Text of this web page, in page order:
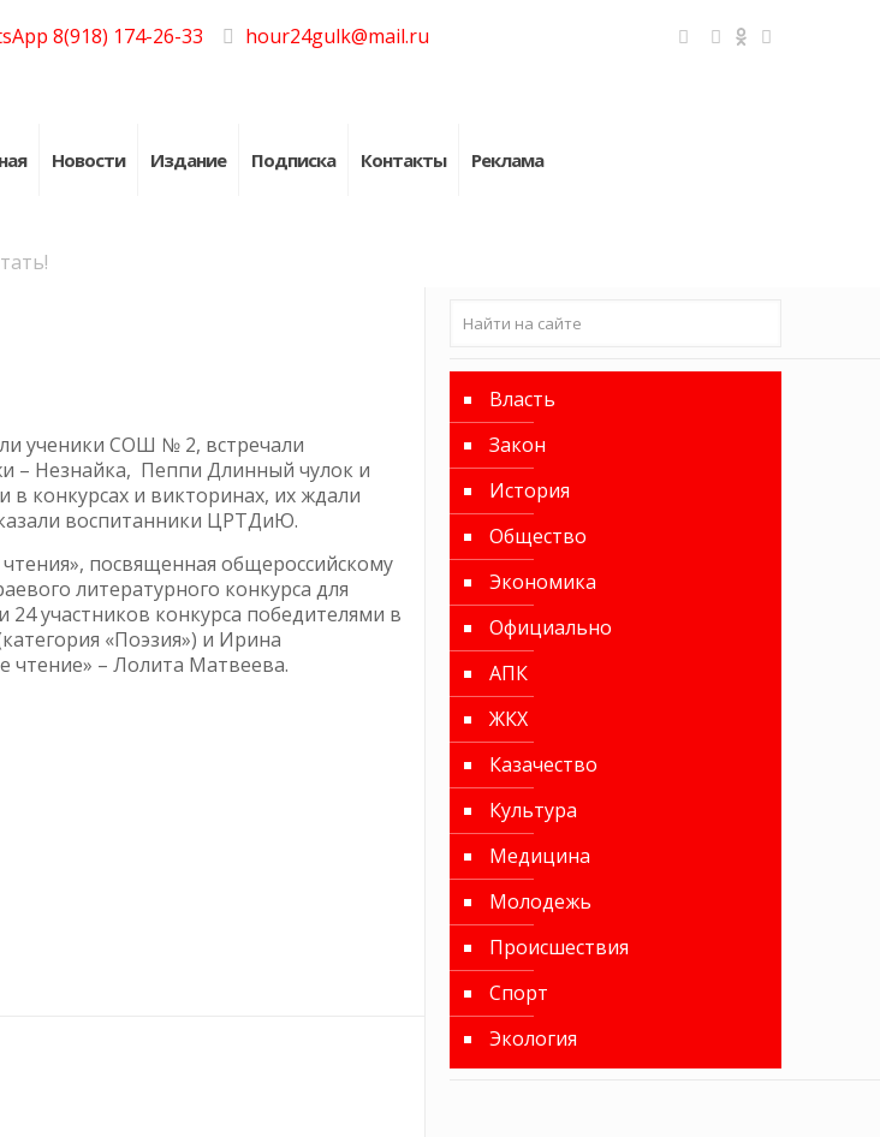
8(918) 174-26-33 hour24gulk@mail.ru
Новости Издание Подписка Контакты Реклама
ученики СОШ № 2, встречали
– Незнайка, Пеппи Длинный чулок и
в конкурсах и викторинах, их ждали
воспитанники ЦРТДиЮ.
посвященная общероссийскому
литературного конкурса для
участников конкурса победителями в
«Поэзия») и Ирина
чтение» – Лолита Матвеева.
Власть
Закон
История
Общество
Экономика
Официально
АПК
ЖКХ
Казачество
Культура
Медицина
Молодежь
Происшествия
Спорт
Экология